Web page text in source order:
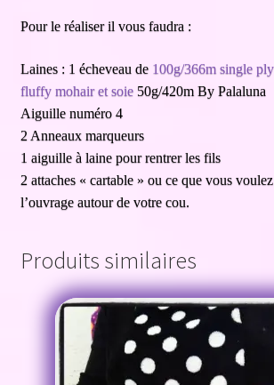
Pour le réaliser il vous faudra :
Laines : 1 écheveau de 100g/366m single ply
fluffy mohair et soie50g/420m By Palaluna
Aiguille numéro 4
2 Anneaux marqueurs
1 aiguille à laine pour rentrer les fils
2 attaches « cartable » ou ce que vous
l’ouvrage autour de votre cou.
Produits similaires